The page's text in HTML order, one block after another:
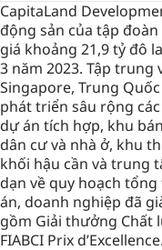
CapitaLand
động sản của tập
giá khoảng 21,9 tỷ đô
3 năm 2023. Tập
Singapore, Trung
phát triển sâu rộng
dự án tích hợp, khu
dân cư và nhà ở, khu
khối hậu cần và trung
dạn về quy hoạch
án, doanh nghiệp đã
gồm Giải thưởng Chất
FIABCI Prix d’Excellence.